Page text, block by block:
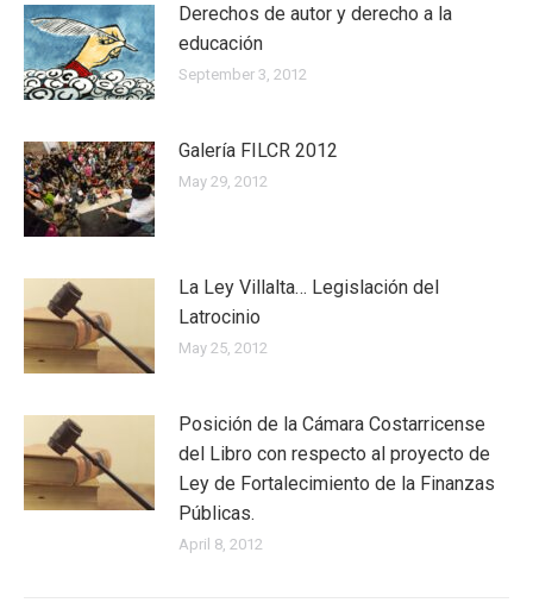
Derechos de autor y derecho a la
educación
September 3, 2012
Galería FILCR 2012
May 29, 2012
La Ley Villalta… Legislación del
Latrocinio
May 25, 2012
Posición de la Cámara Costarricense
del Libro con respecto al proyecto de
Ley de Fortalecimiento de la Finanzas
Públicas.
April 8, 2012